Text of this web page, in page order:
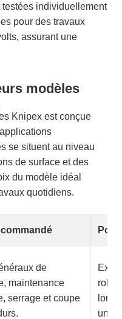
individuellement
pour des travaux
assurant une
modèles
Knipex est conçue
se situent au niveau
de surface et des
du modèle idéal
quotidiens.
de
maintenance
serrage et coupe
un